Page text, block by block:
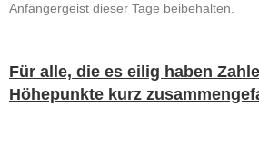
Anfängergeist dieser Tage beibehalten.
Für alle, die es eilig haben
Höhepunkte kurz